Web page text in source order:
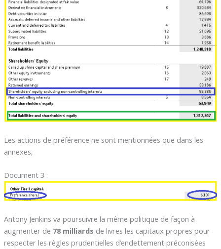
Les actions de préférence ne sont mentionnées que dans les
annexes,
Document 3 :
Antony Jenkins va poursuivre la même politique de façon à
augmenter de 78 milliards de livres les capitaux propres pour
respecter les règles prudentielles d’endettement préconisées